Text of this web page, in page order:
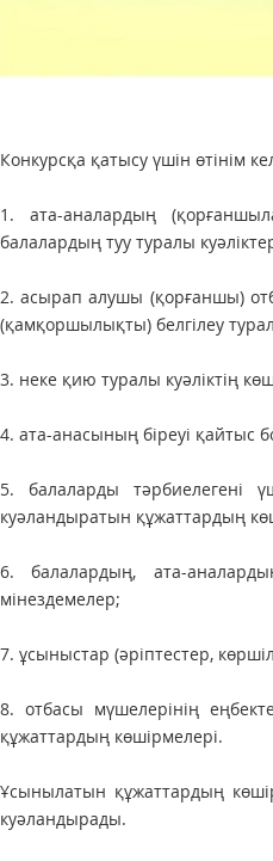
Конкурсқа қатысу үшін өтінім
1. ата-аналардың
балалардың туу туралы
2. асырап алушы (қорғаншы)
(қамқоршылықты) белгілеу
3. неке қию туралы куәліктің
4. ата-анасының біреуі қайтыс
5. балаларды тәрбиелегені
куәландыратын құжаттардың
6. балалардың, ата-
мінездемелер;
7. ұсыныстар (әріптестер,
8. отбасы мүшелерінің
құжаттардың көшірмелері.
Ұсынылатын құжаттардың
куәландырады.